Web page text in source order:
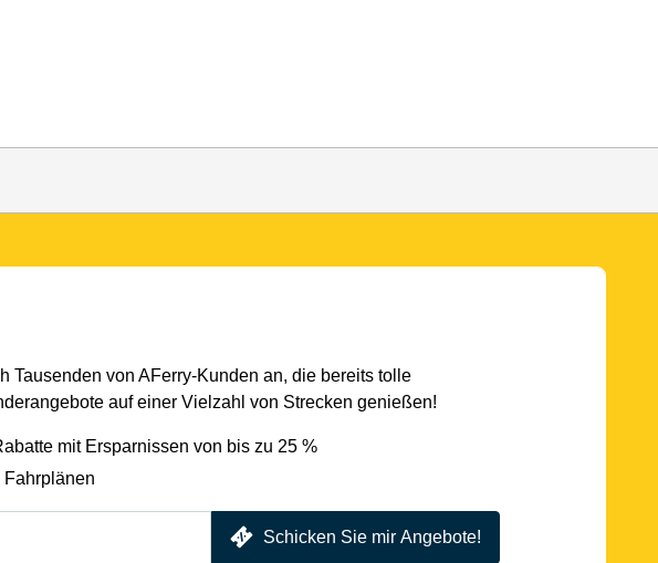
Tausenden von AFerry-Kunden an, die bereits tolle
auf einer Vielzahl von Strecken genießen!
mit Ersparnissen von bis zu 25 %
Schicken Sie mir Angebote!